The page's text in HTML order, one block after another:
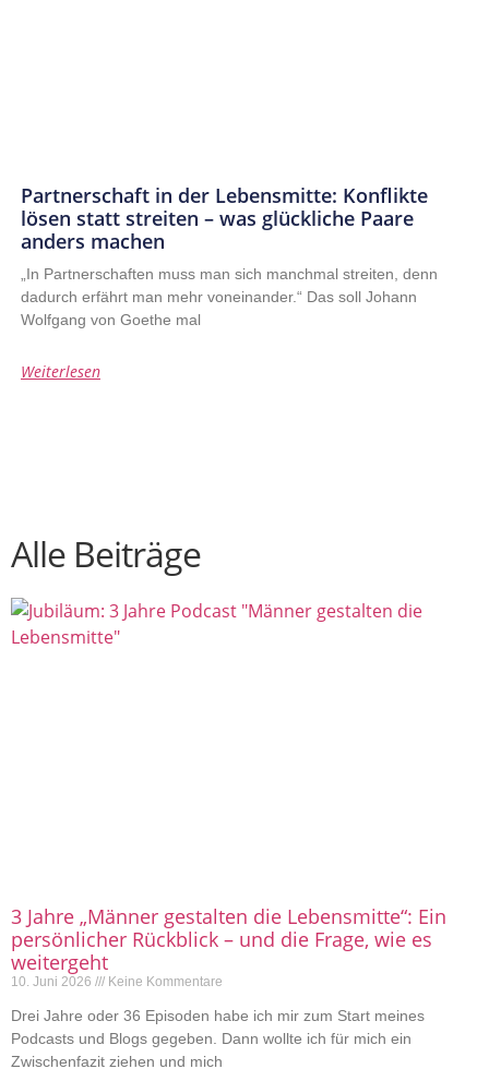
Partnerschaft in der Lebensmitte: Konflikte
lösen statt streiten – was glückliche Paare
anders machen
„In Partnerschaften muss man sich manchmal streiten, denn
dadurch erfährt man mehr voneinander.“ Das soll Johann
Wolfgang von Goethe mal
Weiterlesen
Alle Beiträge
3 Jahre „Männer gestalten die Lebensmitte“: Ein
persönlicher Rückblick – und die Frage, wie es
weitergeht
10. Juni 2026 Keine Kommentare
Drei Jahre oder 36 Episoden habe ich mir zum Start meines
Podcasts und Blogs gegeben. Dann wollte ich für mich ein
Zwischenfazit ziehen und mich